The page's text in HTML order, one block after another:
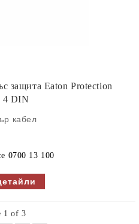
защита Eaton Protection
4 DIN
кабел
0700 13 100
1 of 3